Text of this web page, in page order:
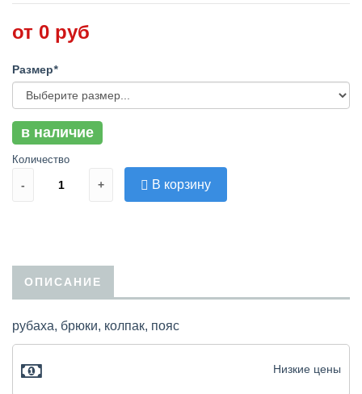
от 0 руб
Размер*
в наличие
Количество
- + В корзину
ОПИСАНИЕ
рубаха, брюки, колпак, пояс
Низкие цены